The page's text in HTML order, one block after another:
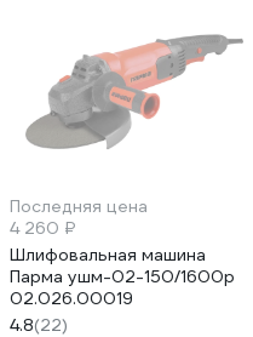
Последняя цена
4 260 ₽
Шлифовальная машина
Парма ушм-02-150/1600р
02.026.00019
4.8(22)